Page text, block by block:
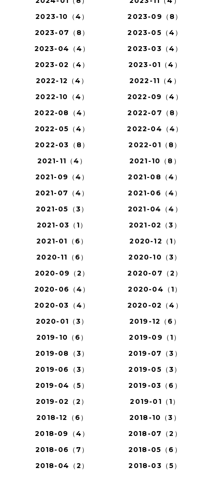
2023-10（4）
2023-09（8）
2023-07（8）
2023-05（4）
2023-04（4）
2023-03（4）
2023-02（4）
2023-01（4）
2022-12（4）
2022-11（4）
2022-10（4）
2022-09（4）
2022-08（4）
2022-07（8）
2022-05（4）
2022-04（4）
2022-03（8）
2022-01（8）
2021-11（4）
2021-10（8）
2021-09（4）
2021-08（4）
2021-07（4）
2021-06（4）
2021-05（3）
2021-04（4）
2021-03（1）
2021-02（3）
2021-01（6）
2020-12（1）
2020-11（6）
2020-10（3）
2020-09（2）
2020-07（2）
2020-06（4）
2020-04（1）
2020-03（4）
2020-02（4）
2020-01（3）
2019-12（6）
2019-10（6）
2019-09（1）
2019-08（3）
2019-07（3）
2019-06（3）
2019-05（3）
2019-04（5）
2019-03（6）
2019-02（2）
2019-01（1）
2018-12（6）
2018-10（3）
2018-09（4）
2018-07（2）
2018-06（7）
2018-05（6）
2018-04（2）
2018-03（5）